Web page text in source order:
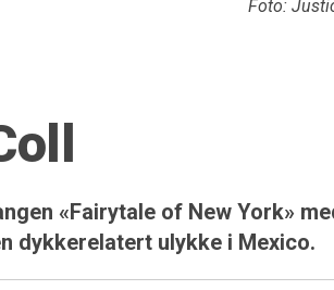
Foto:
«Fairytale of New York»
dykkerelatert ulykke i Mexico.